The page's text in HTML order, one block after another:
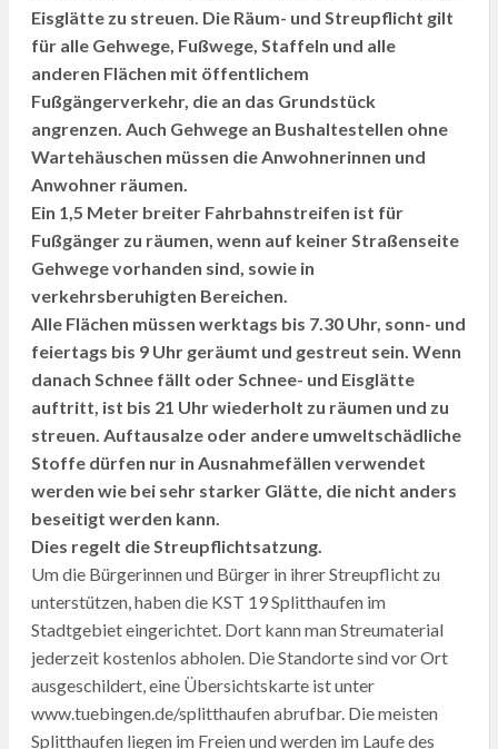
Eisglätte zu streuen. Die Räum- und Streupflicht gilt
für alle Gehwege, Fußwege, Staffeln und alle
anderen Flächen mit öffentlichem
Fußgängerverkehr, die an das Grundstück
angrenzen. Auch Gehwege an Bushaltestellen ohne
Wartehäuschen müssen die Anwohnerinnen und
Anwohner räumen.
Ein 1,5 Meter breiter Fahrbahnstreifen ist für
Fußgänger zu räumen, wenn auf keiner Straßenseite
Gehwege vorhanden sind, sowie in
verkehrsberuhigten Bereichen.
Alle Flächen müssen werktags bis 7.30 Uhr, sonn- und
feiertags bis 9 Uhr geräumt und gestreut sein. Wenn
danach Schnee fällt oder Schnee- und Eisglätte
auftritt, ist bis 21 Uhr wiederholt zu räumen und zu
streuen. Auftausalze oder andere umweltschädliche
Stoffe dürfen nur in Ausnahmefällen verwendet
werden wie bei sehr starker Glätte, die nicht anders
beseitigt werden kann.
Dies regelt die Streupflichtsatzung.
Um die Bürgerinnen und Bürger in ihrer Streupflicht zu
unterstützen, haben die KST 19 Splitthaufen im
Stadtgebiet eingerichtet. Dort kann man Streumaterial
jederzeit kostenlos abholen. Die Standorte sind vor Ort
ausgeschildert, eine Übersichtskarte ist unter
www.tuebingen.de/splitthaufen abrufbar. Die meisten
Splitthaufen liegen im Freien und werden im Laufe des